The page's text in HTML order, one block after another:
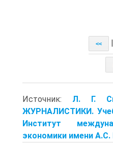
<<
Источник: Л. Г.
ЖУРНАЛИСТИКИ.
Институт
экономики имени А.С.